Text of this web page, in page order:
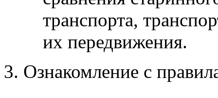
транспорта,
их передвижения.
3. Ознакомление с